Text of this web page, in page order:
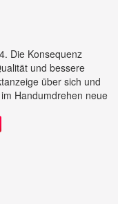
Die Konsequenz
und bessere
über sich und
Handumdrehen neue